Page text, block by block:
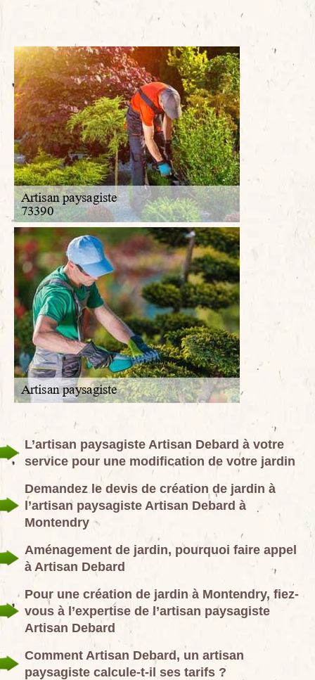
L’artisan paysagiste Artisan Debard à votre
service pour une modification de votre jardin
Demandez le devis de création de jardin à
l’artisan paysagiste Artisan Debard à
Montendry
Aménagement de jardin, pourquoi faire appel
à Artisan Debard
Pour une création de jardin à Montendry, fiez-
vous à l’expertise de l’artisan paysagiste
Artisan Debard
Comment Artisan Debard, un artisan
paysagiste calcule-t-il ses tarifs ?